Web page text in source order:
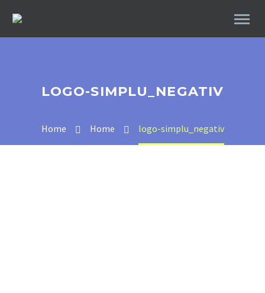
LOGO-SIMPLU_NEGATIV
Home Home logo-simplu_negativ